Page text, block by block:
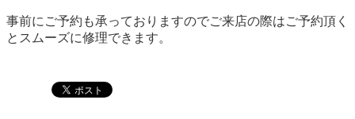
事前にご予約も承っておりますのでご来店の際はご予約頂く
とスムーズに修理できます。